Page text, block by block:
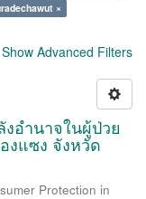
×
Show Advanced Filters
อำนาจในผู้ป่วย
งแซง จังหวัด
Protection in